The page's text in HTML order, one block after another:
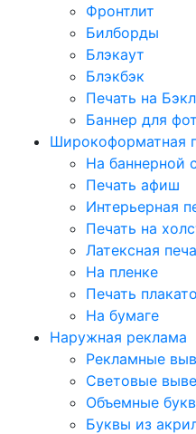
Фронтлит
Билборды
Блэкаут
Блэкбэк
Печать на
Баннер для
Широкоформатная
На баннерной
Печать афиш
Интерьерная
Печать на
Латексная
На пленке
Печать
На бумаге
Наружная реклама
Рекламные
Световые
Объемные
Буквы из